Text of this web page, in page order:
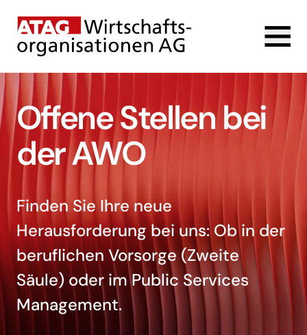
Offene Stellen bei
der AWO
Finden Sie Ihre neue
Herausforderung bei uns: Ob in der
beruflichen Vorsorge (Zweite
Säule) oder im Public Services
Management.